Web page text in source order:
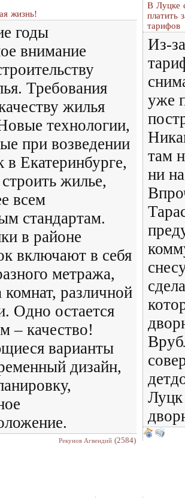
жизнь!
годы
внимание
Требования
жилья
технологии,
при возведении
в Екатеринбурге,
жилье,
всем
стандартам.
в районе
включают в себя
метража,
комнат, различной
Одно остается
– качество!
варианты
дизайн,
Рекунов Агвендий (2584)
В Луцке
платить
тарифов
Из-
уже
там
ни
Луцк